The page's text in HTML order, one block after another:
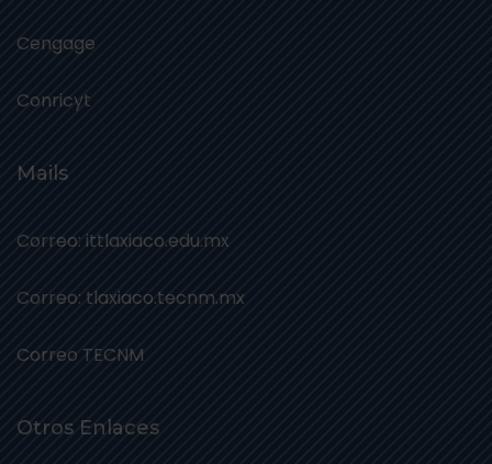
Cengage
Conricyt
Mails
Correo: ittlaxiaco.edu.mx
Correo: tlaxiaco.tecnm.mx
Correo TECNM
Otros Enlaces